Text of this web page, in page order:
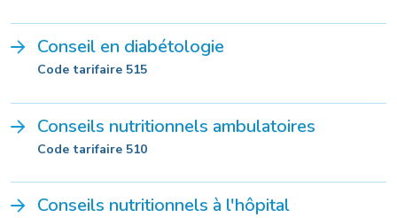
Conseil en diabétologie
Code tarifaire 515
Conseils nutritionnels ambulatoires
Code tarifaire 510
Conseils nutritionnels à l'hôpital